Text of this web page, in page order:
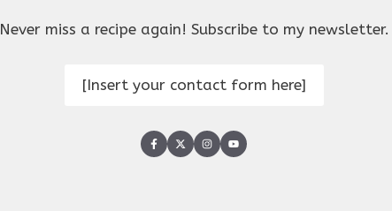
Never miss a recipe again! Subscribe to my newsletter.
[Insert your contact form here]